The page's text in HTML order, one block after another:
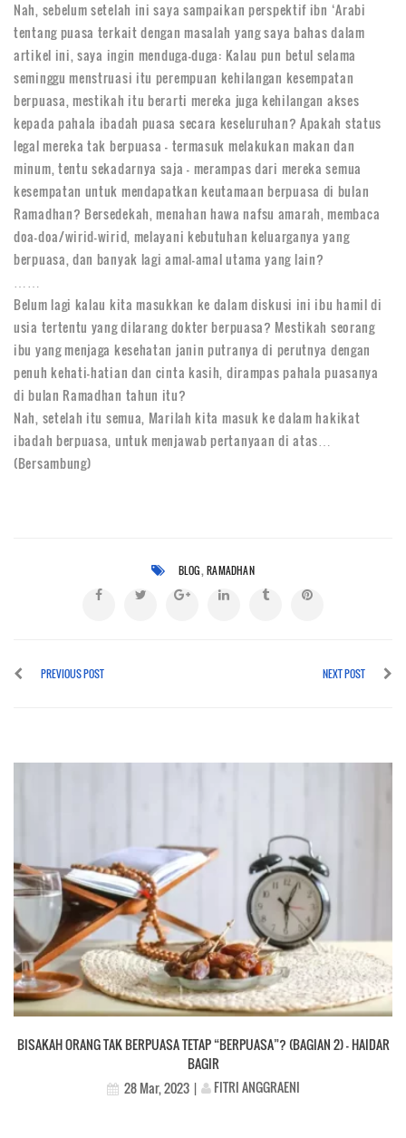
Nah, sebelum setelah ini saya sampaikan perspektif ibn ‘Arabi
tentang puasa terkait dengan masalah yang saya bahas dalam
artikel ini, saya ingin menduga-duga: Kalau pun betul selama
seminggu menstruasi itu perempuan kehilangan kesempatan
berpuasa, mestikah itu berarti mereka juga kehilangan akses
kepada pahala ibadah puasa secara keseluruhan? Apakah status
legal mereka tak berpuasa – termasuk melakukan makan dan
minum, tentu sekadarnya saja – merampas dari mereka semua
kesempatan untuk mendapatkan keutamaan berpuasa di bulan
Ramadhan? Bersedekah, menahan hawa nafsu amarah, membaca
doa-doa/wirid-wirid, melayani kebutuhan keluarganya yang
berpuasa, dan banyak lagi amal-amal utama yang lain?
Belum lagi kalau kita masukkan ke dalam diskusi ini ibu hamil di
usia tertentu yang dilarang dokter berpuasa? Mestikah seorang
ibu yang menjaga kesehatan janin putranya di perutnya dengan
penuh kehati-hatian dan cinta kasih, dirampas pahala puasanya
di bulan Ramadhan tahun itu?
Nah, setelah itu semua, Marilah kita masuk ke dalam hakikat
ibadah berpuasa, untuk menjawab pertanyaan di atas…
(Bersambung)
BLOG,RAMADHAN
PREVIOUS POST NEXT POST
BISAKAH ORANG TAK BERPUASA TETAP “BERPUASA”? (BAGIAN 2) – HAIDAR
BAGIR
28 Mar, 2023
FITRI ANGGRAENI